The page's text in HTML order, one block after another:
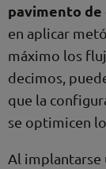
pavimento
en aplicar
máximo los
decimos,
que la
se optimicen
Al implantarse